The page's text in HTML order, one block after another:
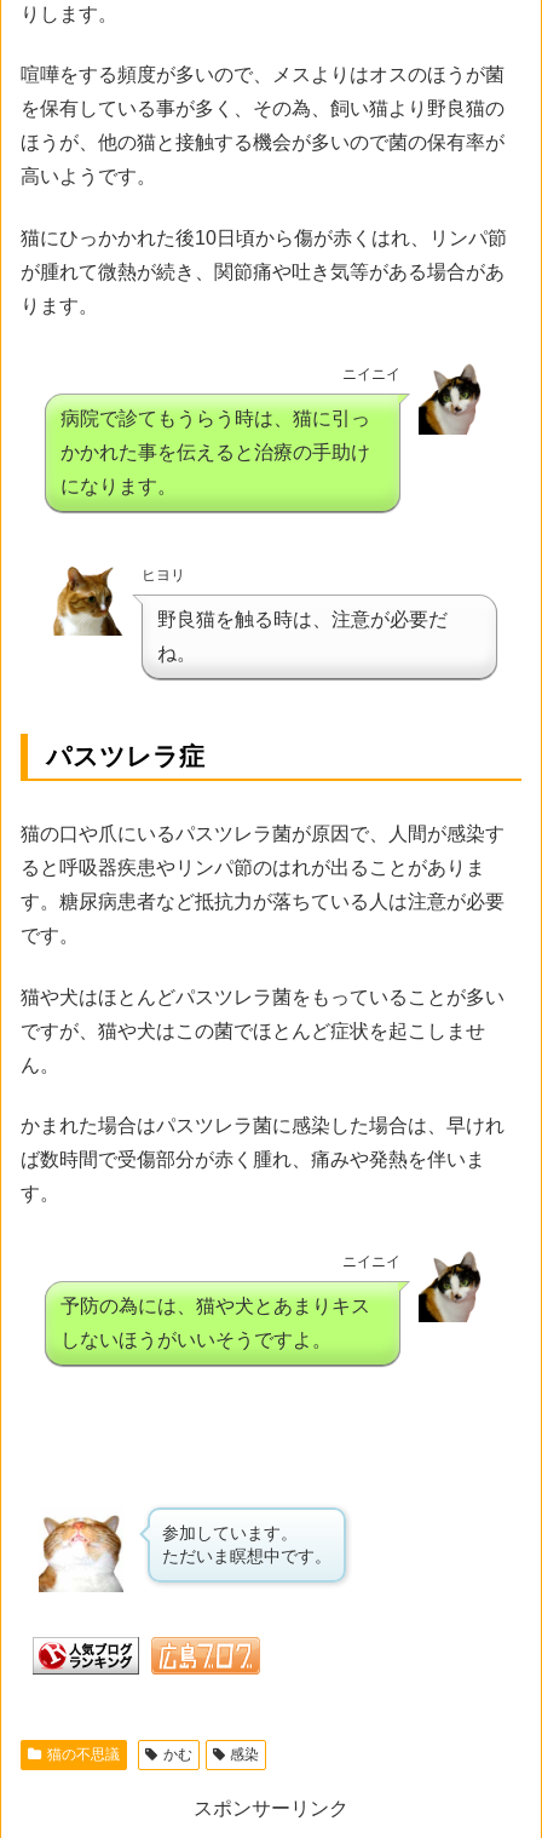
りします。
喧嘩をする頻度が多いので、メスよりはオスのほうが菌
を保有している事が多く、その為、飼い猫より野良猫の
ほうが、他の猫と接触する機会が多いので菌の保有率が
高いようです。
猫にひっかかれた後10日頃から傷が赤くはれ、リンパ節
が腫れて微熱が続き、関節痛や吐き気等がある場合があ
ります。
ニイニイ
病院で診てもうらう時は、猫に引っ
かかれた事を伝えると治療の手助け
になります。
ヒヨリ
野良猫を触る時は、注意が必要だ
ね。
パスツレラ症
猫の口や爪にいるパスツレラ菌が原因で、人間が感染す
ると呼吸器疾患やリンパ節のはれが出ることがありま
す。糖尿病患者など抵抗力が落ちている人は注意が必要
です。
猫や犬はほとんどパスツレラ菌をもっていることが多い
ですが、猫や犬はこの菌でほとんど症状を起こしませ
ん。
かまれた場合はパスツレラ菌に感染した場合は、早けれ
ば数時間で受傷部分が赤く腫れ、痛みや発熱を伴いま
す。
ニイニイ
予防の為には、猫や犬とあまりキス
しないほうがいいそうですよ。
参加しています。
ただいま瞑想中です。
猫の不思議 かむ 感染
スポンサーリンク